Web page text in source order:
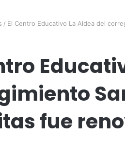
/ El Centro Educativo La Aldea del
fue